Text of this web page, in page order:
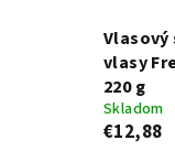
Vlasový
vlasy
220 g
Skladom
€12,88